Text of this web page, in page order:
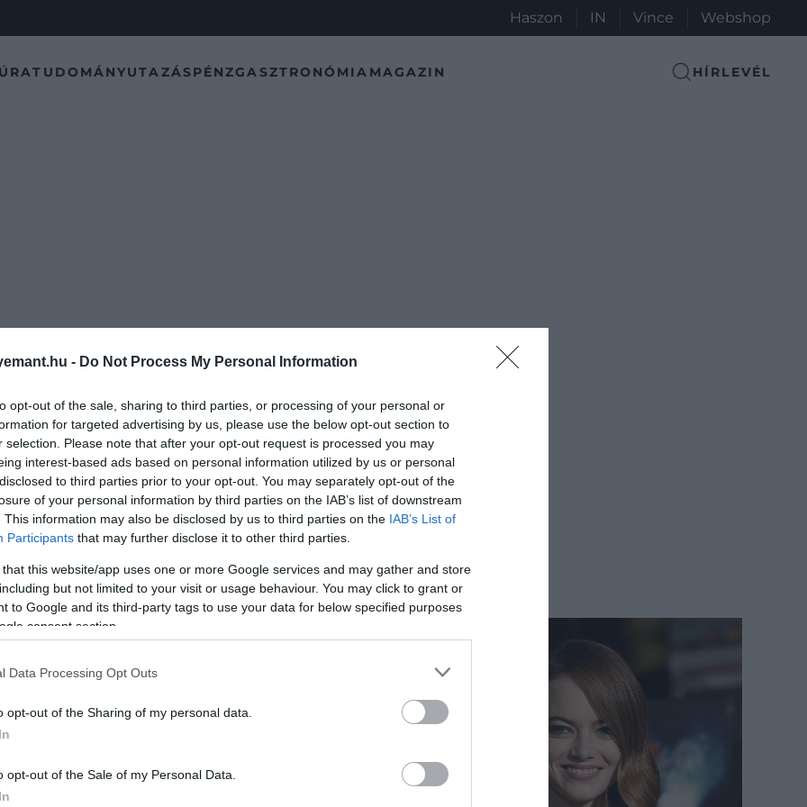
- Do Not Process My Personal Information
opt-out of the sale, sharing to third parties, or processing of your personal or
for targeted advertising by us, please use the below opt-out section to
selection. Please note that after your opt-out request is processed you may
interest-based ads based on personal information utilized by us or personal
to third parties prior to your opt-out. You may separately opt-out of the
of your personal information by third parties on the IAB’s list of downstream
This information may also be disclosed by us to third parties on the IAB’s List of
Participants that may further disclose it to other third parties.
that this website/app uses one or more Google services and may gather and store
but not limited to your visit or usage behaviour. You may click to grant or
to Google and its third-party tags to use your data for below specified purposes
consent section.
Data Processing Opt Outs
opt-out of the Sharing of my personal data.
opt-out of the Sale of my Personal Data.
Haszon IN Vince Webshop
TUDOMÁNYUTAZÁSPÉNZGASZTRONÓMIA MAGAZIN HÍRLEVÉL